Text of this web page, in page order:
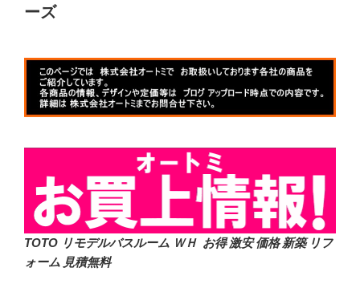
ーズ
TOTO リモデルバスルーム ＷＨ お得 激安 価格 新築 リフ
ォーム 見積無料